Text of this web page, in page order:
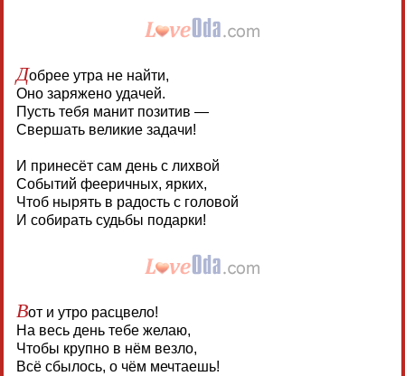
Добрее утра не найти,
Оно заряжено удачей.
Пусть тебя манит позитив —
Свершать великие задачи!
И принесёт сам день с лихвой
Событий фееричных, ярких,
Чтоб нырять в радость с головой
И собирать судьбы подарки!
Вот и утро расцвело!
На весь день тебе желаю,
Чтобы крупно в нём везло,
Всё сбылось, о чём мечтаешь!